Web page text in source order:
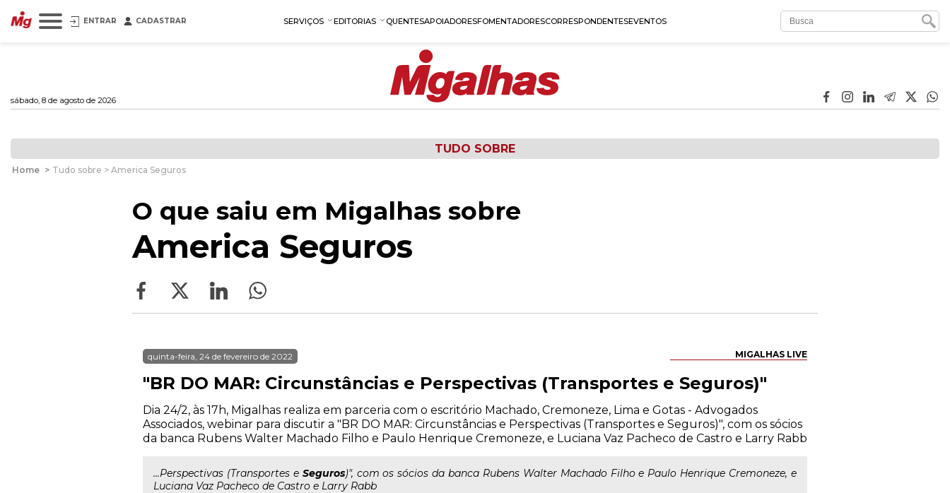
ENTRAR CADASTRAR SERVIÇOS EDITORIAS QUENTESAPOIADORESFOMENTADORESCORRESPONDENTESEVENTOS
sábado, 8 de agosto de 2026
TUDO SOBRE
Home > Tudo sobre > America Seguros
O que saiu em Migalhas sobre
America Seguros
MIGALHAS LIVE
quinta-feira, 24 de fevereiro de 2022
"BR DO MAR: Circunstâncias e Perspectivas (Transportes e Seguros)"
Dia 24/2, às 17h, Migalhas realiza em parceria com o escritório Machado, Cremoneze, Lima e Gotas - Advogados
Associados, webinar para discutir a "BR DO MAR: Circunstâncias e Perspectivas (Transportes e Seguros)", com os sócios
da banca Rubens Walter Machado Filho e Paulo Henrique Cremoneze, e Luciana Vaz Pacheco de Castro e Larry Rabb
...Perspectivas (Transportes e Seguros)", com os sócios da banca Rubens Walter Machado Filho e Paulo Henrique Cremoneze, e
Luciana Vaz Pacheco de Castro e Larry Rabb